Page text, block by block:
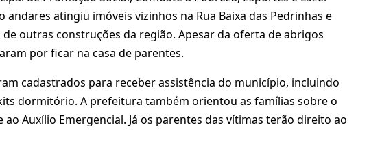
andares atingiu imóveis vizinhos na Rua Baixa das Pedrinhas e
outras construções da região. Apesar da oferta de abrigos
por ficar na casa de parentes.
cadastrados para receber assistência do município, incluindo
dormitório. A prefeitura também orientou as famílias sobre o
ao Auxílio Emergencial. Já os parentes das vítimas terão direito ao